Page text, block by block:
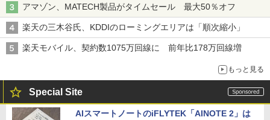
アマゾン、MATECH製品がタイムセール 最大50％オフ
楽天の三木谷氏、KDDIのローミングエリアは「順次縮小」
楽天モバイル、契約数1075万回線に 前年比178万回線増
もっと見る
Special Site
AIスマートノートのiFLYTEK「AINOTE 2」は